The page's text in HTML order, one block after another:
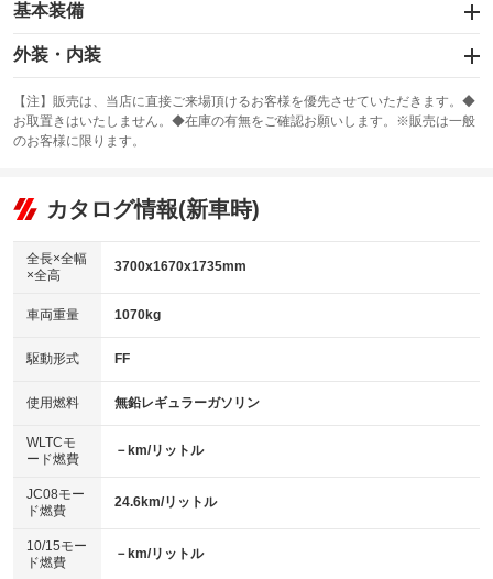
基本装備
エアバッグ：運転席/助手席
：装備あり
：装備あり
サンルーフ
：装備なし ABS
リフトアップ
：装備なし
：装備なし
パワーウィンドウ
アイドリングストップ
：装備あり
USB入力端子
：装備あり
100V電源
：装備なし
センターデフロック
：装備なし
電動格納ミラー
：装備あり
外装・内装
カーナビ：メモリーナビ他
：装備あり
TV
：装備なし
ビジュアル：-／DVD再生
：装備あり
アルミホイール
：装備なし
HID(キセノンライト)
バックカメラ
エアロ
：装備なし
ローダウン
：装備なし
ベンチシート
：装備なし
【注】販売は、当店に直接ご来場頂けるお客様を優先させていただきます。◆
お取置きはいたしません。◆在庫の有無をご確認お願いします。※販売は一般
のお客様に限ります。
カタログ情報(新車時)
全長×全幅
×全高
3700x1670x1735mm
車両重量 1070kg
駆動形式 FF
使用燃料 無鉛レギュラーガソリン
WLTCモ
ード燃費
－km/リットル
JC08モー
ド燃費
24.6km/リットル
10/15モー
ド燃費
－km/リットル